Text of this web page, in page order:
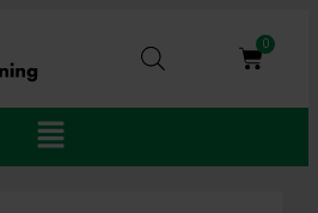
0
Kurv
Main
Menu